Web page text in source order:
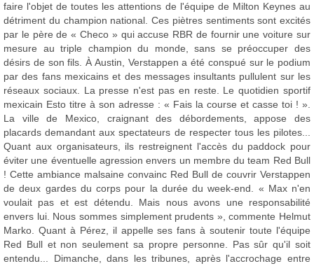
faire l'objet de toutes les attentions de l'équipe de Milton Keynes au
détriment du champion national. Ces piètres sentiments sont excités
par le père de « Checo » qui accuse RBR de fournir une voiture sur
mesure au triple champion du monde, sans se préoccuper des
désirs de son fils. À Austin, Verstappen a été conspué sur le podium
par des fans mexicains et des messages insultants pullulent sur les
réseaux sociaux. La presse n'est pas en reste. Le quotidien sportif
mexicain Esto titre à son adresse : « Fais la course et casse toi ! ».
La ville de Mexico, craignant des débordements, appose des
placards demandant aux spectateurs de respecter tous les pilotes...
Quant aux organisateurs, ils restreignent l'accès du paddock pour
éviter une éventuelle agression envers un membre du team Red Bull
! Cette ambiance malsaine convainc Red Bull de couvrir Verstappen
de deux gardes du corps pour la durée du week-end. « Max n'en
voulait pas et est détendu. Mais nous avons une responsabilité
envers lui. Nous sommes simplement prudents », commente Helmut
Marko. Quant à Pérez, il appelle ses fans à soutenir toute l'équipe
Red Bull et non seulement sa propre personne. Pas sûr qu'il soit
entendu... Dimanche, dans les tribunes, après l'accrochage entre